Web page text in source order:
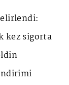
kez sigorta